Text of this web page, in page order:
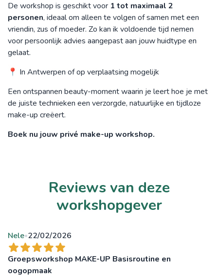
De workshop is geschikt voor 1 tot maximaal 2
personen, ideaal om alleen te volgen of samen met een
vriendin, zus of moeder. Zo kan ik voldoende tijd nemen
voor persoonlijk advies aangepast aan jouw huidtype en
gelaat.
📍 In Antwerpen of op verplaatsing mogelijk
Een ontspannen beauty-moment waarin je leert hoe je met
de juiste technieken een verzorgde, natuurlijke en tijdloze
make-up creëert.
Boek nu jouw privé make-up workshop.
Reviews van deze
workshopgever
Nele•22/02/2026
Groepsworkshop MAKE-UP Basisroutine en
oogopmaak